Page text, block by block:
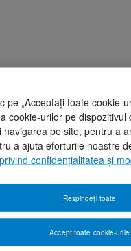
pe „Acceptați toate cookie-
cookie-urilor pe dispozitivul
navigarea pe site, pentru a
a ajuta eforturile noastre
confidențialitatea și
Respingeți toate
Accept toate cookie-urile